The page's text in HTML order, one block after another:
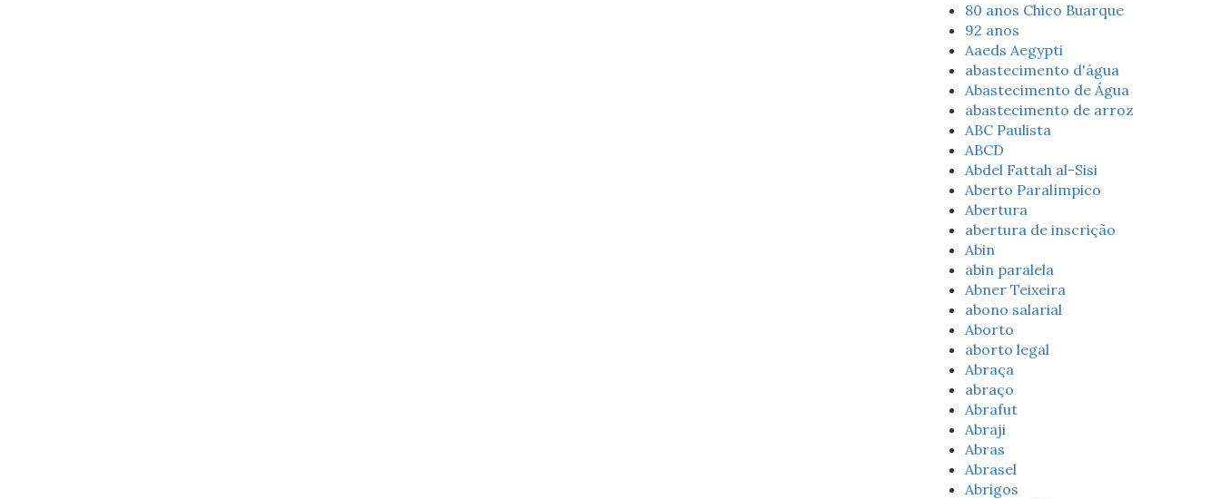
80 anos Chico Buarque
92 anos
Aaeds Aegypti
abastecimento d'água
Abastecimento de Água
abastecimento de arroz
ABC Paulista
ABCD
Abdel Fattah al-Sisi
Aberto Paralímpico
Abertura
abertura de inscrição
Abin
abin paralela
Abner Teixeira
abono salarial
Aborto
aborto legal
Abraça
abraço
Abrafut
Abraji
Abras
Abrasel
Abrigos